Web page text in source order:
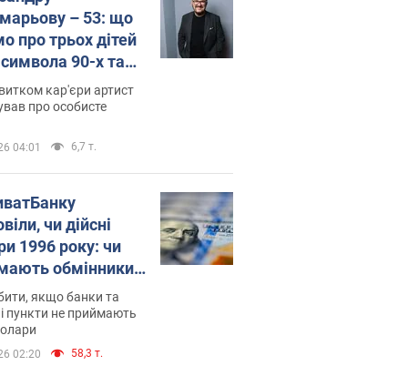
– 53: що
про трьох дітей
90-х та
вони
кар'єри артист
про особисте
04:01 6,7 т.
чи дійсні
1996 року: чи
обмінники
такі купюри
якщо банки та
пункти не приймають
02:20 58,3 т.